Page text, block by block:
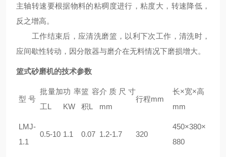
主轴转速要根据物料的粘稠度进行，粘度大，转速降低，
反之增高。
工作结束后，应清洗磨篮，以利下次工作，清洗时，
应间歇性转动，因分散器与磨介在无料情况下磨损增大。
篮式砂磨机的技术参数
型 号
批量加
工L
功率
KW
篮容
积L
介质尺寸
mm
行程mm
长×宽×高
mm
LMJ-
1.1
0.5-10 1.1 0.07 1.2-1.7 320
450×380×
880